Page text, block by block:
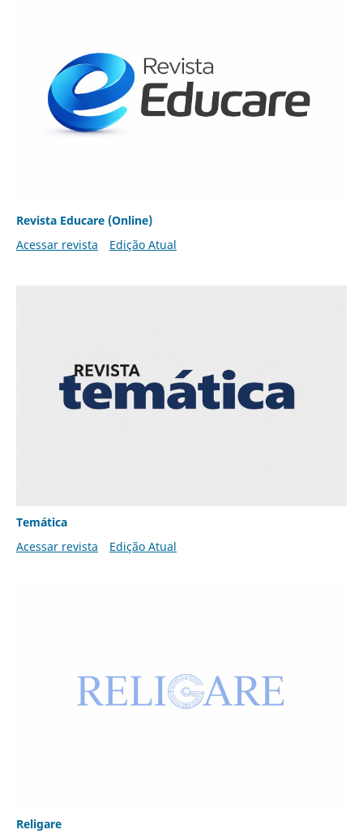
Revista Educare (Online)
Acessar revista
Edição Atual
Temática
Acessar revista
Edição Atual
Religare